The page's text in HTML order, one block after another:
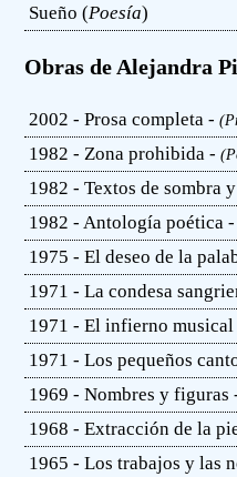
Sueño (Poesía)
Obras de Alejandra
2002 - Prosa completa -
1982 - Zona prohibida -
1982 - Textos de sombra
1982 - Antología poética
1975 - El deseo de la
1971 - La condesa
1971 - El infierno
1971 - Los pequeños
1969 - Nombres y
1968 - Extracción de la
1965 - Los trabajos y las